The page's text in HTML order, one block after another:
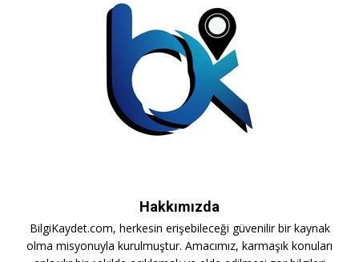
Hakkımızda
BilgiKaydet.com, herkesin erişebileceği güvenilir bir kaynak
olma misyonuyla kurulmuştur. Amacımız, karmaşık konuları